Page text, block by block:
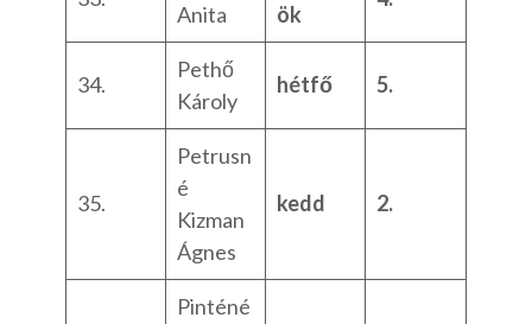
Anita
ök
34.
Pethő
Károly
hétfő 5.
35.
Petrusn
é
Kizman
Ágnes
kedd 2.
Pinténé